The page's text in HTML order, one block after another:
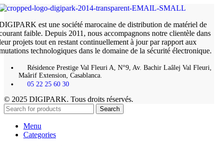
est une société marocaine de distribution de matériel de
faible. Depuis 2011, nous accompagnons notre clientèle dans
projets tout en restant continuellement à jour par rapport aux
technologiques dans le domaine de la sécurité électronique.
Résidence Prestige Val Fleuri A, N°9, Av. Bachir Laâlej Val Fleuri,
Maârif Extension, Casablanca.
05 22 25 60 30
© 2025 DIGIPARK. Tous droits réservés.
Search
Menu
Categories